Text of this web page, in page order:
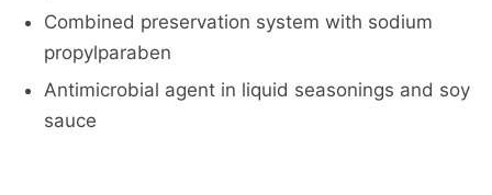
Combined preservation system with sodium
propylparaben
Antimicrobial agent in liquid seasonings and soy
sauce